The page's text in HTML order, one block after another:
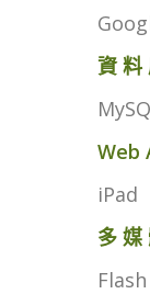
資 料
Web
iPad
多 媒
Flash